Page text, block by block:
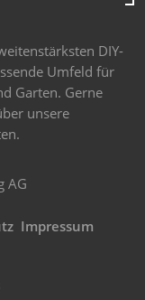
DIY-
Umfeld für
Garten. Gerne
unsere
AG
Impressum